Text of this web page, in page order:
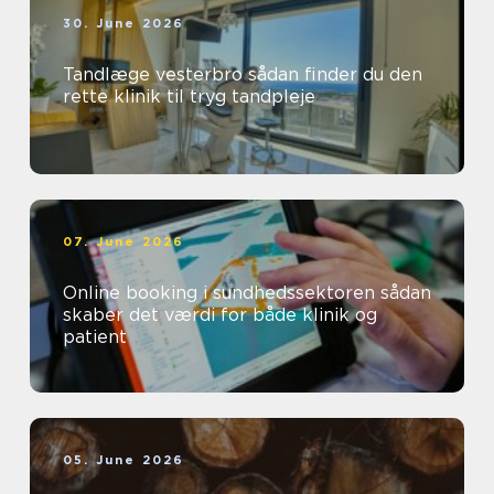
30. June 2026
Tandlæge vesterbro sådan finder du den
rette klinik til tryg tandpleje
07. June 2026
Online booking i sundhedssektoren sådan
skaber det værdi for både klinik og
patient
05. June 2026